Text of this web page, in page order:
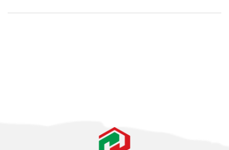
GẠCH NÀY CHO KHÔNG GIAN NHÀ CỬA QUẢ THỰC ĐEM